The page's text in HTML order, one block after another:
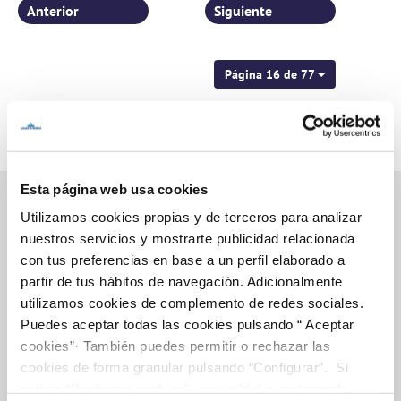
Esta página web usa cookies
Utilizamos cookies propias y de terceros para analizar
nuestros servicios y mostrarte publicidad relacionada
con tus preferencias en base a un perfil elaborado a
partir de tus hábitos de navegación. Adicionalmente
utilizamos cookies de complemento de redes sociales.
Puedes aceptar todas las cookies pulsando “ Aceptar
cookies”· También puedes permitir o rechazar las
cookies de forma granular pulsando “Configurar”. Si
Página 16 de 77
Anterior Siguiente
Inicio
Gestiones Online